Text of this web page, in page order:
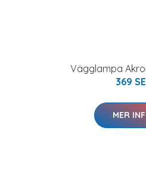
Vägglampa
369
MER